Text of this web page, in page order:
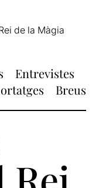
de la Màgia
Entrevistes
Breus